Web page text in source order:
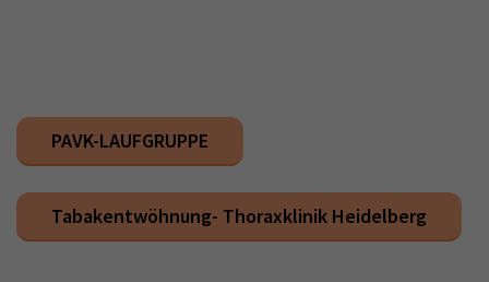
PAVK-LAUFGRUPPE
Tabakentwöhnung- Thoraxklinik Heidelberg